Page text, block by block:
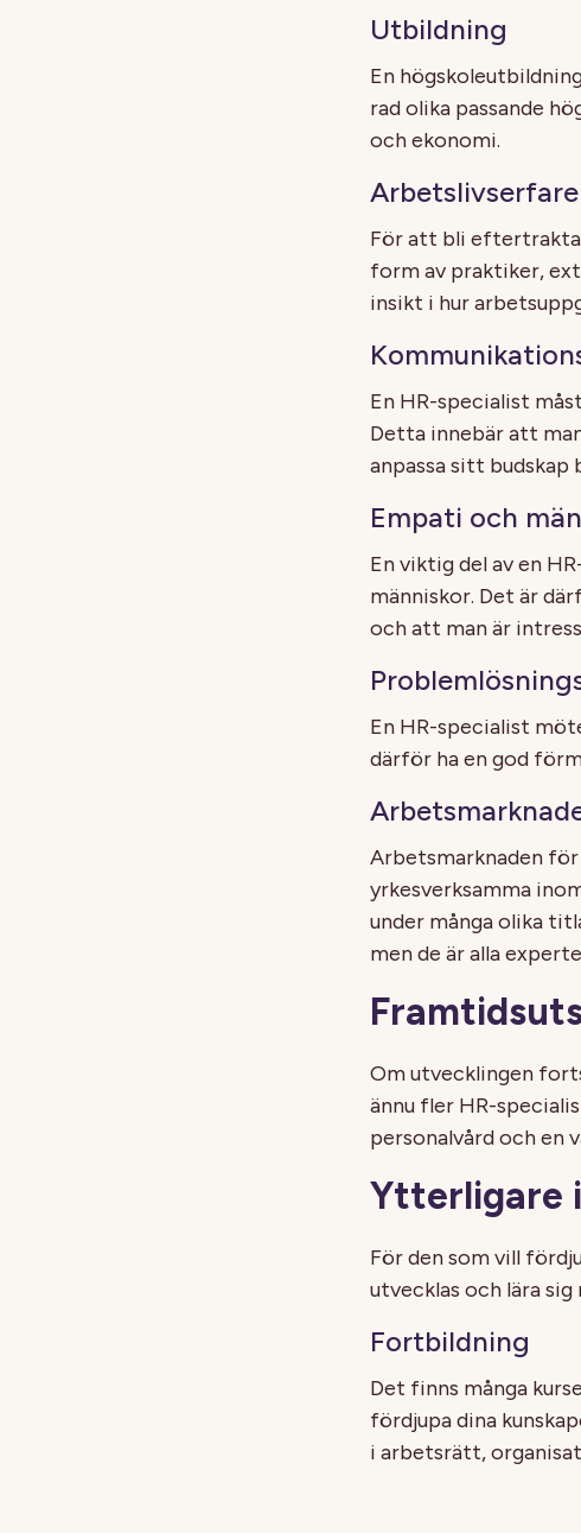
Utbildning
En
rad olika passande
och ekonomi.
För att bli
form av praktiker,
insikt i hur
En HR-specialist
Detta innebär att
anpassa sitt
Empati och
En viktig del av en
människor. Det är
och att man är
En HR-specialist
därför ha en god
Arbetsmarknaden
yrkesverksamma
under många olika
men de är alla
Om utvecklingen
ännu fler HR-
personalvård och en
Ytterligare
För den som vill
utvecklas och lära sig
Fortbildning
Det finns många
fördjupa dina
i arbetsrätt,